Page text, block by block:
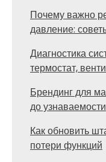
Почему важно
давление:
Диагностика
термостат,
Брендинг для
до узнаваемости
Как обновить
потери функций